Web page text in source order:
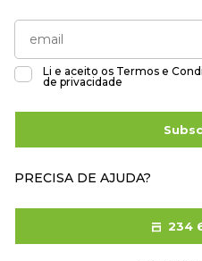
Li e aceito os Termos e
de privacidade
PRECISA DE AJUDA?
234